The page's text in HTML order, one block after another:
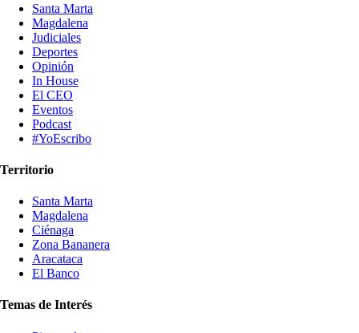
Santa Marta
Magdalena
Judiciales
Deportes
Opinión
In House
El CEO
Eventos
Podcast
#YoEscribo
Territorio
Santa Marta
Magdalena
Ciénaga
Zona Bananera
Aracataca
El Banco
Temas de Interés